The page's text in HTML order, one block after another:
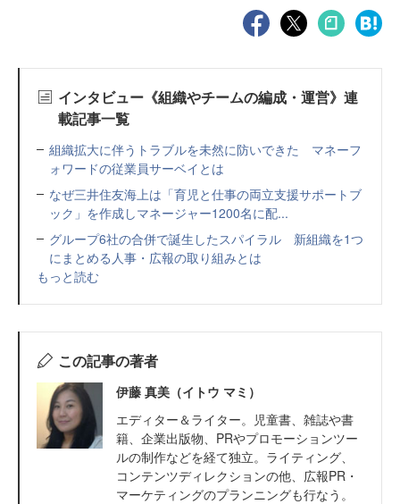
インタビュー《組織やチームの編成・運営》連
載記事一覧
組織拡大に伴うトラブルを未然に防いできた マネーフ
ォワードの従業員サーベイとは
なぜ三井住友海上は「育児と仕事の両立支援サポートブ
ック」を作成しマネージャー1200名に配...
グループ6社の合併で誕生したスパイラル 新組織を1つ
にまとめる人事・広報の取り組みとは
もっと読む
この記事の著者
伊藤 真美（イトウ マミ）
エディター＆ライター。児童書、雑誌や書
籍、企業出版物、PRやプロモーションツー
ルの制作などを経て独立。ライティング、
コンテンツディレクションの他、広報PR・
マーケティングのプランニングも行なう。